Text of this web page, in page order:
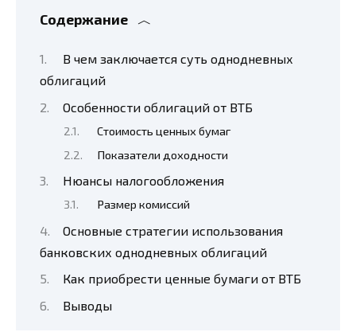
Содержание
В чем заключается суть однодневных
облигаций
Особенности облигаций от ВТБ
Стоимость ценных бумаг
Показатели доходности
Нюансы налогообложения
Размер комиссий
Основные стратегии использования
банковских однодневных облигаций
Как приобрести ценные бумаги от ВТБ
Выводы